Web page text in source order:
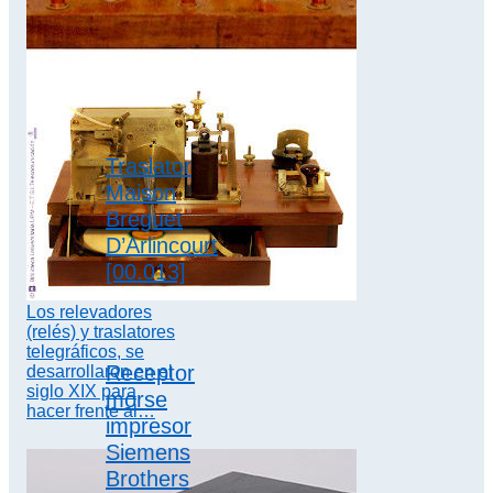
corrientes
extremadamente…
sistema morse,
telegrafía
submarinaTraslator
Maison
Breguet
D’Arlincourt
[00.013]
Los relevadores
(relés) y traslatores
telegráficos, se
desarrollaron en el
siglo XIX para
hacer frente al…
Receptor
morse
impresor
Siemens
Brothers